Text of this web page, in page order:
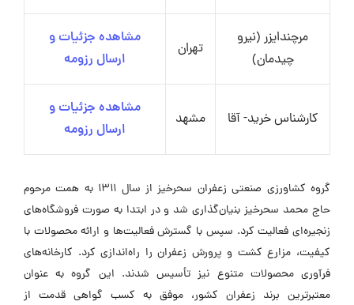
مرچندایزر (نیرو
چیدمان)
تهران
مشاهده جزئیات و
ارسال رزومه
کارشناس خرید- آقا مشهد
مشاهده جزئیات و
ارسال رزومه
گروه کشاورزی صنعتی زعفران سحرخیز از سال ۱۳۱۱ به همت مرحوم
حاج محمد سحرخیز بنیان‌گذاری شد و در ابتدا به صورت فروشگاه‌های
زنجیره‌ای فعالیت کرد. سپس با گسترش فعالیت‌ها و ارائه محصولات با
کیفیت، مزارع کشت و پرورش زعفران را راه‌اندازی کرد. کارخانه‌های
فرآوری محصولات متنوع نیز تأسیس شدند. این گروه به عنوان
معتبرترین برند زعفران کشور، موفق به کسب گواهی قدمت از